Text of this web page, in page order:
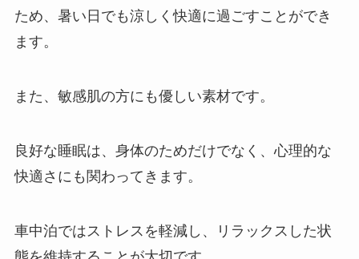
ため、暑い日でも涼しく快適に過ごすことができ
ます。
また、敏感肌の方にも優しい素材です。
良好な睡眠は、身体のためだけでなく、心理的な
快適さにも関わってきます。
車中泊ではストレスを軽減し、リラックスした状